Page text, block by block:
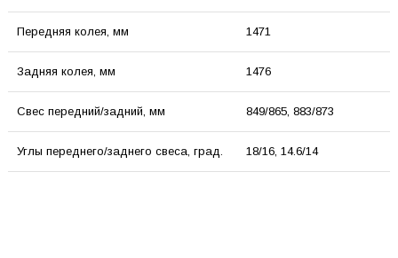
Передняя колея, мм 1471
Задняя колея, мм 1476
Свес передний/задний, мм 849/865, 883/873
Углы переднего/заднего свеса, град. 18/16, 14.6/14